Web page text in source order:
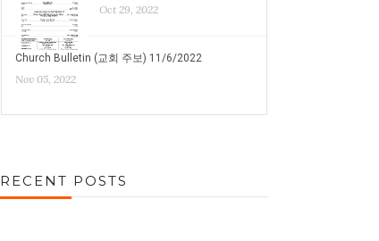
Oct 29, 2022
Church Bulletin (교회 주보) 11/6/2022
Nov 05, 2022
RECENT POSTS